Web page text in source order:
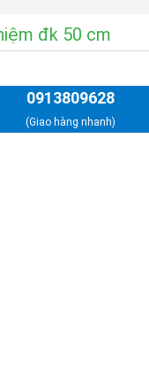
đk 50 cm
0913809628
(Giao hàng nhanh)